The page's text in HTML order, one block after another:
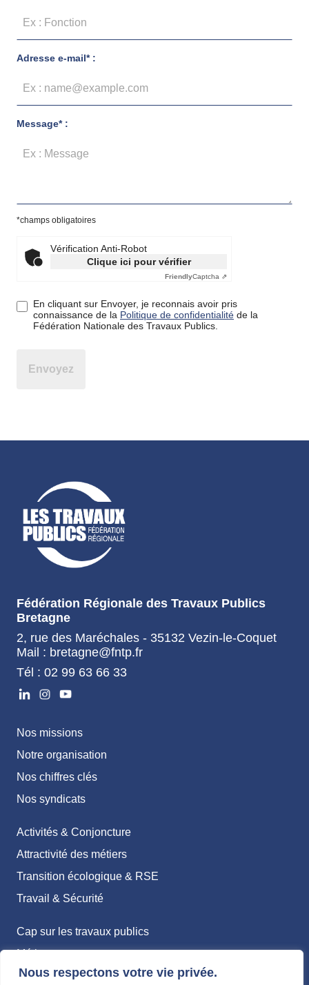
Nous respectons votre vie privée.
Adresse e-mail* :
Message* :
*champs obligatoires
Vérification Anti-Robot
Clique ici pour vérifier
FriendlyCaptcha ⇗
En cliquant sur Envoyer, je reconnais avoir pris
connaissance de la Politique de confidentialité de la
Fédération Nationale des Travaux Publics.
Fédération Régionale des Travaux Publics
Bretagne
2, rue des Maréchales - 35132 Vezin-le-Coquet
Mail : bretagne@fntp.fr
Tél : 02 99 63 66 33
Nos missions
Notre organisation
Nos chiffres clés
Nos syndicats
Activités & Conjoncture
Attractivité des métiers
Transition écologique & RSE
Travail & Sécurité
Cap sur les travaux publics
Métiers
Formations